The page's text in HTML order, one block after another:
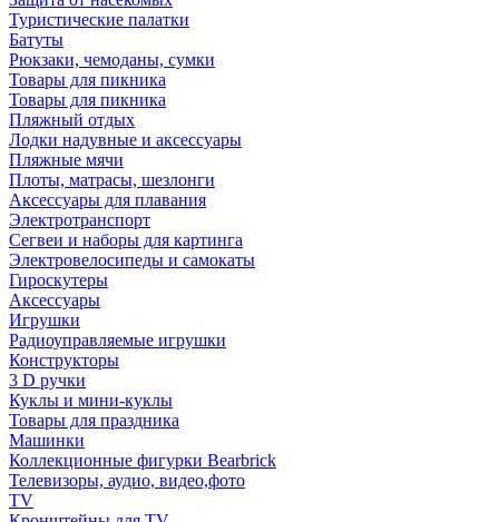
Туристические палатки
Батуты
Рюкзаки, чемоданы, сумки
Товары для пикника
Товары для пикника
Пляжный отдых
Лодки надувные и аксессуары
Пляжные мячи
Плоты, матрасы, шезлонги
Аксессуары для плавания
Электротранспорт
Сегвеи и наборы для картинга
Электровелосипеды и самокаты
Гироскутеры
Аксессуары
Игрушки
Радиоуправляемые игрушки
Конструкторы
3 D ручки
Куклы и мини-куклы
Товары для праздника
Машинки
Коллекционные фигурки Bearbrick
Телевизоры, аудио, видео,фото
TV